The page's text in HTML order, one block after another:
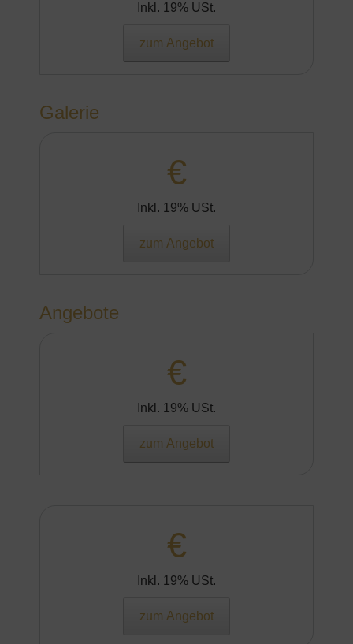
Inkl. 19% USt.
zum Angebot
Galerie
€
Inkl. 19% USt.
zum Angebot
Angebote
€
Inkl. 19% USt.
zum Angebot
€
Inkl. 19% USt.
zum Angebot